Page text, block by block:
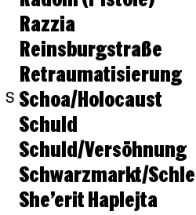
Razzia
Reinsburgstraße
Retraumatisierung
S Schoa/Holocaust
Schuld
Schuld/Versöhnung
Schwarzmarkt/
She’erit Haplejta